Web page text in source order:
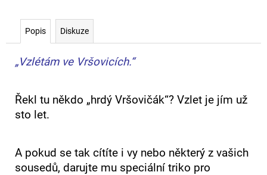
Popis Diskuze
„Vzlétám ve Vršovicích.“
Řekl tu někdo „hrdý Vršovičák“? Vzlet je jím už
sto let.
A pokud se tak cítíte i vy nebo některý z vašich
sousedů, darujte mu speciální triko pro
PENÁL
BANNERU
JAKUBA
BACHORÍKA
Kč